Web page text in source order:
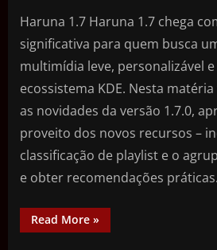
Haruna 1.7 Haruna 1.7 chega
significativa para quem busca
multimídia leve, personalizável
ecossistema KDE. Nesta
as novidades da versão 1.7.0,
proveito dos novos recursos –
classificação de playlist e o
e obter recomendações
Read More »